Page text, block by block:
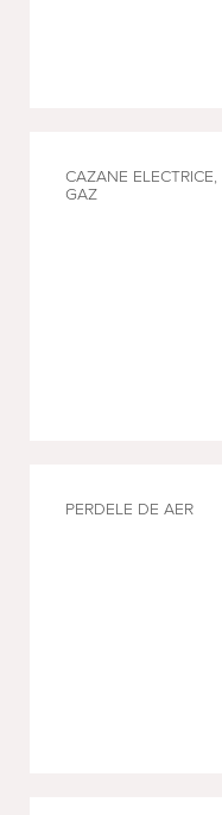
CAZANE
GAZ
PERDELE DE AER